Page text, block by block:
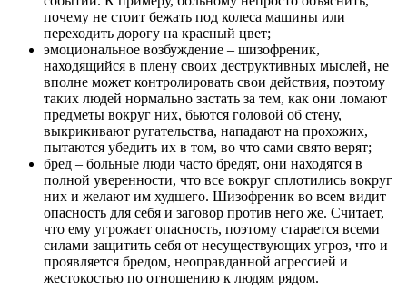
почему не стоит бежать под колеса машины или
переходить дорогу на красный цвет;
эмоциональное возбуждение – шизофреник,
находящийся в плену своих деструктивных мыслей, не
вполне может контролировать свои действия, поэтому
таких людей нормально застать за тем, как они ломают
предметы вокруг них, бьются головой об стену,
выкрикивают ругательства, нападают на прохожих,
пытаются убедить их в том, во что сами свято верят;
бред – больные люди часто бредят, они находятся в
полной уверенности, что все вокруг сплотились вокруг
них и желают им худшего. Шизофреник во всем видит
опасность для себя и заговор против него же. Считает,
что ему угрожает опасность, поэтому старается всеми
силами защитить себя от несуществующих угроз, что и
проявляется бредом, неоправданной агрессией и
жестокостью по отношению к людям рядом.